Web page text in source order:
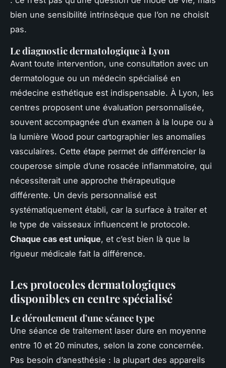
bien une sensibilité intrinsèque que l’on ne choisit
pas.
Le diagnostic dermatologique à Lyon
Avant toute intervention, une consultation avec un
dermatologue ou un médecin spécialisé en
médecine esthétique est indispensable. À Lyon, les
centres proposent une évaluation personnalisée,
souvent accompagnée d’un examen à la loupe ou à
la lumière Wood pour cartographier les anomalies
vasculaires. Cette étape permet de différencier la
couperose simple d’une rosacée inflammatoire, qui
nécessiterait une approche thérapeutique
différente. Un devis personnalisé est
systématiquement établi, car la surface à traiter et
le type de vaisseaux influencent le protocole.
Chaque cas est unique, et c’est bien là que la
rigueur médicale fait la différence.
Les protocoles dermatologiques
disponibles en centre spécialisé
Le déroulement d'une séance type
Une séance de traitement laser dure en moyenne
entre 10 et 20 minutes, selon la zone concernée.
Pas besoin d’anesthésie : la plupart des appareils